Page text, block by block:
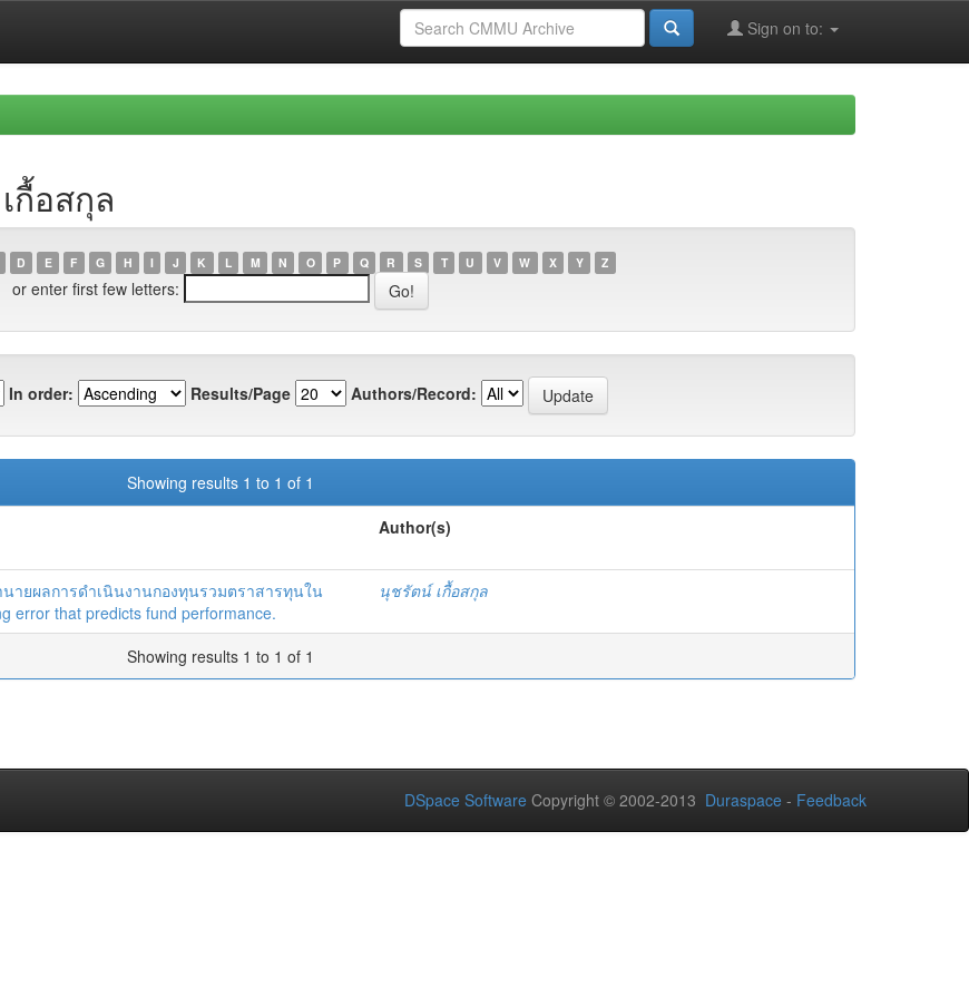
Sign on to:
กื้อสกุล
D E F G H I J K L M N O P Q R S T U V W X Y Z
or enter first few letters:
In order: Results/Page Authors/Record:
Showing results 1 to 1 of 1
Author(s)
ายผลการดำเนินงานกองทุนรวมตราสารทุนใน
error that predicts fund performance.
นุชรัตน์ เกื้อสกุล
Showing results 1 to 1 of 1
DSpace Software Copyright © 2002-2013 Duraspace - Feedback